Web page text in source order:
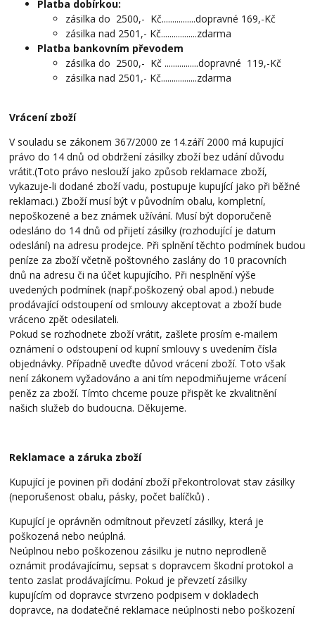
Platba dobírkou:
zásilka do 2500,- Kč................dopravné 169,-Kč
zásilka nad 2501,- Kč.................zdarma
Platba bankovním převodem
zásilka do 2500,- Kč ................dopravné 119,-Kč
zásilka nad 2501,- Kč.................zdarma
Vrácení zboží
V souladu se zákonem 367/2000 ze 14.září 2000 má kupující
právo do 14 dnů od obdržení zásilky zboží bez udání důvodu
vrátit.(Toto právo neslouží jako způsob reklamace zboží,
vykazuje-li dodané zboží vadu, postupuje kupující jako při běžné
reklamaci.) Zboží musí být v původním obalu, kompletní,
nepoškozené a bez známek užívání. Musí být doporučeně
odesláno do 14 dnů od přijetí zásilky (rozhodující je datum
odeslání) na adresu prodejce. Při splnění těchto podmínek budou
peníze za zboží včetně poštovného zaslány do 10 pracovních
dnů na adresu či na účet kupujícího. Při nesplnění výše
uvedených podmínek (např.poškozený obal apod.) nebude
prodávající odstoupení od smlouvy akceptovat a zboží bude
vráceno zpět odesilateli.
Pokud se rozhodnete zboží vrátit, zašlete prosím e-mailem
oznámení o odstoupení od kupní smlouvy s uvedením čísla
objednávky. Případně uveďte důvod vrácení zboží. Toto však
není zákonem vyžadováno a ani tím nepodmiňujeme vrácení
peněz za zboží. Tímto chceme pouze přispět ke zkvalitnění
našich služeb do budoucna. Děkujeme.
Reklamace a záruka zboží
Kupující je povinen při dodání zboží překontrolovat stav zásilky
(neporušenost obalu, pásky, počet balíčků) .
Kupující je oprávněn odmítnout převzetí zásilky, která je
poškozená nebo neúplná.
Neúplnou nebo poškozenou zásilku je nutno neprodleně
oznámit prodávajícímu, sepsat s dopravcem škodní protokol a
tento zaslat prodávajícímu. Pokud je převzetí zásilky
kupujícím od dopravce stvrzeno podpisem v dokladech
dopravce, na dodatečné reklamace neúplnosti nebo poškození